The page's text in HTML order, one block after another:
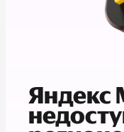
Яндекс